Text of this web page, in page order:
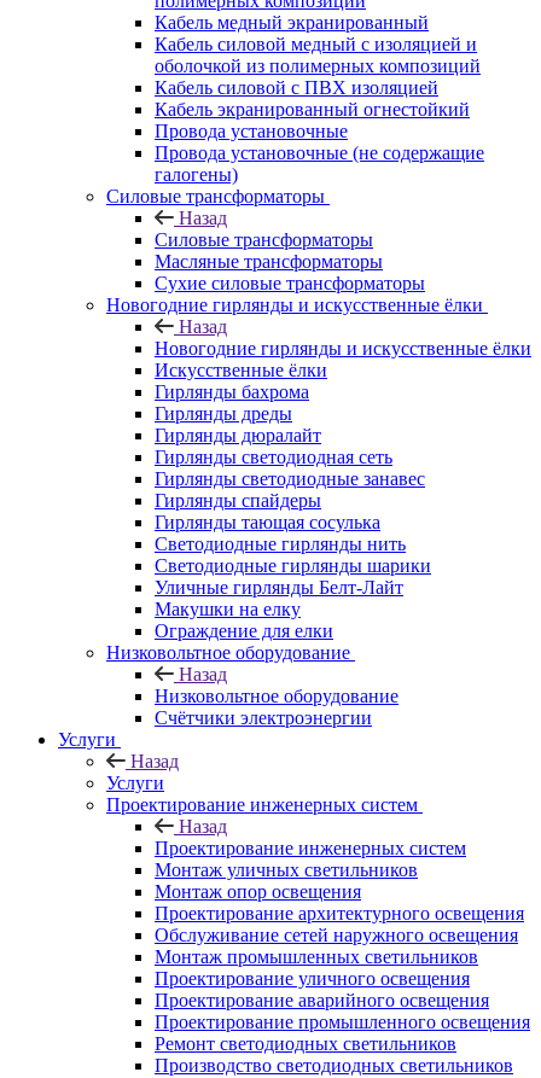
Кабель медный экранированный
Кабель силовой медный с изоляцией и
оболочкой из полимерных композиций
Кабель силовой с ПВХ изоляцией
Кабель экранированный огнестойкий
Провода установочные
Провода установочные (не содержащие
галогены)
Силовые трансформаторы
Назад
Силовые трансформаторы
Масляные трансформаторы
Сухие силовые трансформаторы
Новогодние гирлянды и искусственные ёлки
Назад
Новогодние гирлянды и искусственные ёлки
Искусственные ёлки
Гирлянды бахрома
Гирлянды дреды
Гирлянды дюралайт
Гирлянды светодиодная сеть
Гирлянды светодиодные занавес
Гирлянды спайдеры
Гирлянды тающая сосулька
Светодиодные гирлянды нить
Светодиодные гирлянды шарики
Уличные гирлянды Белт-Лайт
Макушки на елку
Ограждение для елки
Низковольтное оборудование
Назад
Низковольтное оборудование
Счётчики электроэнергии
Услуги
Назад
Услуги
Проектирование инженерных систем
Назад
Проектирование инженерных систем
Монтаж уличных светильников
Монтаж опор освещения
Проектирование архитектурного освещения
Обслуживание сетей наружного освещения
Монтаж промышленных светильников
Проектирование уличного освещения
Проектирование аварийного освещения
Проектирование промышленного освещения
Ремонт светодиодных светильников
Производство светодиодных светильников